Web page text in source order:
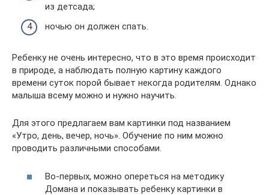
из детсада;
ночью он должен спать.
Ребенку не очень интересно, что в это время происходит
в природе, а наблюдать полную картину каждого
времени суток порой бывает некогда родителям. Однако
малыша всему можно и нужно научить.
Для этого предлагаем вам картинки под названием
«Утро, день, вечер, ночь». Обучение по ним можно
проводить различными способами.
Во-первых, можно опереться на методику
Домана и показывать ребенку картинки в